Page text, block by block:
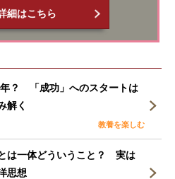
細はこちら
？ 「成功」へのスタートは
解く
教養を楽しむ
とは一体どういうこと？ 実は
思想